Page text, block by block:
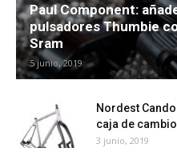
Paul Component:
pulsadores Thumbie
Sram
5 junio, 2019
Nordest
caja de
3 junio, 2019